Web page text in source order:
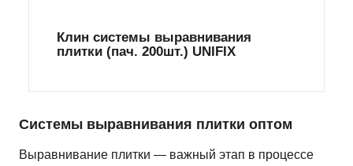
Клин системы выравнивания
плитки (пач. 200шт.) UNIFIX
Системы выравнивания плитки оптом
Выравнивание плитки — важный этап в процессе